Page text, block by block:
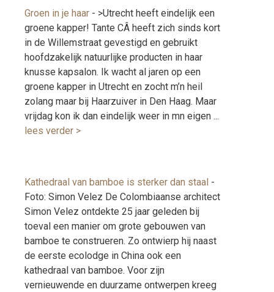
Groen in je haar - >Utrecht heeft eindelijk een
groene kapper! Tante CÂ heeft zich sinds kort
in de Willemstraat gevestigd en gebruikt
hoofdzakelijk natuurlijke producten in haar
knusse kapsalon. Ik wacht al jaren op een
groene kapper in Utrecht en zocht m’n heil
zolang maar bij Haarzuiver in Den Haag. Maar
vrijdag kon ik dan eindelijk weer in mn eigen ...
lees verder >
Kathedraal van bamboe is sterker dan staal -
Foto: Simon Velez De Colombiaanse architect
Simon Velez ontdekte 25 jaar geleden bij
toeval een manier om grote gebouwen van
bamboe te construeren. Zo ontwierp hij naast
de eerste ecolodge in China ook een
kathedraal van bamboe. Voor zijn
vernieuwende en duurzame ontwerpen kreeg